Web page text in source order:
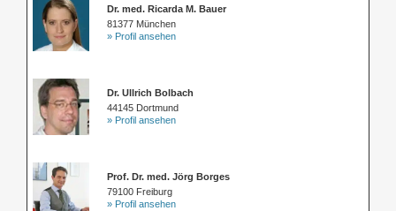
Dr. med. Ricarda M. Bauer
81377 München
» Profil ansehen
Dr. Ullrich Bolbach
44145 Dortmund
» Profil ansehen
Prof. Dr. med. Jörg Borges
79100 Freiburg
» Profil ansehen